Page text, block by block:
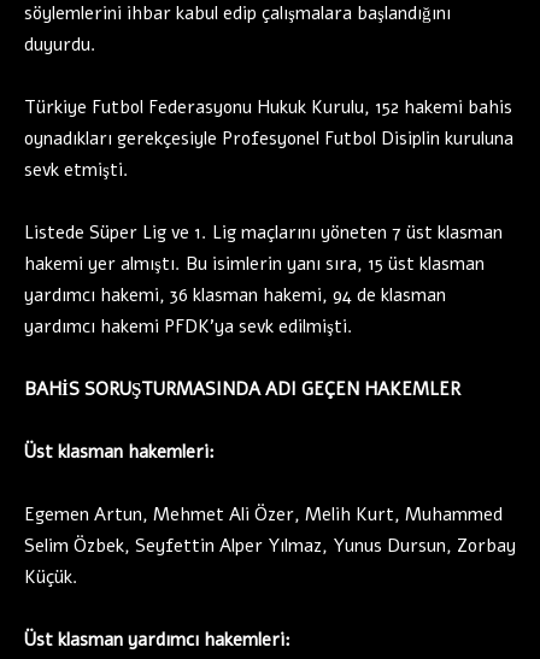
söylemlerini ihbar kabul edip çalışmalara başlandığını
duyurdu.
Türkiye Futbol Federasyonu Hukuk Kurulu, 152 hakemi bahis
oynadıkları gerekçesiyle Profesyonel Futbol Disiplin kuruluna
sevk etmişti.
Listede Süper Lig ve 1. Lig maçlarını yöneten 7 üst klasman
hakemi yer almıştı. Bu isimlerin yanı sıra, 15 üst klasman
yardımcı hakemi, 36 klasman hakemi, 94 de klasman
yardımcı hakemi PFDK’ya sevk edilmişti.
BAHİS SORUŞTURMASINDA ADI GEÇEN HAKEMLER
Üst klasman hakemleri:
Egemen Artun, Mehmet Ali Özer, Melih Kurt, Muhammed
Selim Özbek, Seyfettin Alper Yılmaz, Yunus Dursun, Zorbay
Küçük.
Üst klasman yardımcı hakemleri: